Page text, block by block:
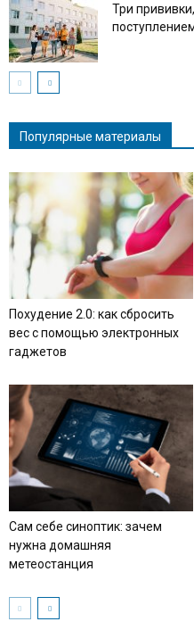
Три
Популярные материалы
Похудение 2.0: как сбросить
вес с помощью электронных
гаджетов
Сам себе синоптик: зачем
нужна домашняя
метеостанция